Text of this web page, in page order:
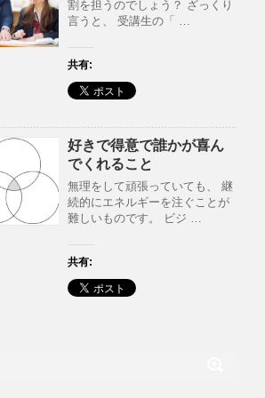
割を担うのでしょう？ ざっくり
言うと、 受講生の「 …
共有:
好きで得意で誰かが喜ん
でくれること
無理をして頑張っていても、 継
続的にエネルギーを注ぐことが
難しいものです。 ビジ …
共有: